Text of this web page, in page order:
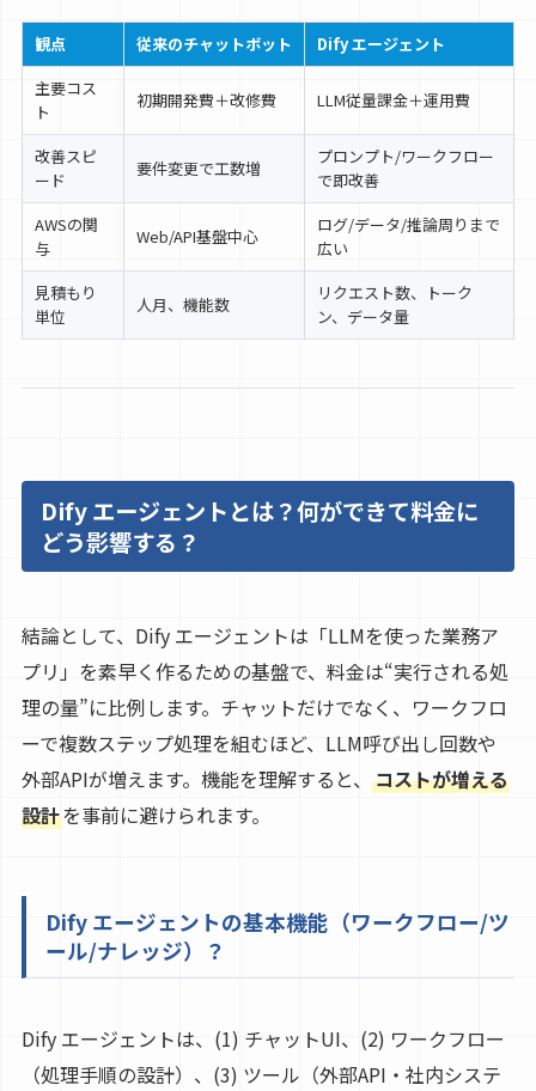
観点 従来のチャットボット
Dify エージェント
主要コス
ト
初期開発費＋改修費 LLM従量課金＋運用費
改善スピ
ード
要件変更で工数増
プロンプト/ワークフロー
で即改善
AWSの関
与
Web/API基盤中心
ログ/データ/推論周りまで
広い
見積もり
単位
人月、機能数
リクエスト数、トーク
ン、データ量
Dify エージェントとは？何ができて料金に
どう影響する？
結論として、Dify エージェントは「LLMを使った業務ア
プリ」を素早く作るための基盤で、料金は“実行される処
理の量”に比例します。チャットだけでなく、ワークフロ
ーで複数ステップ処理を組むほど、LLM呼び出し回数や
外部APIが増えます。機能を理解すると、 コストが増える
設計を事前に避けられます。
Dify エージェントの基本機能（ワークフロー/ツ
ール/ナレッジ）？
Dify エージェントは、(1) チャットUI、(2) ワークフロー
（処理手順の設計）、(3) ツール（外部API・社内システ